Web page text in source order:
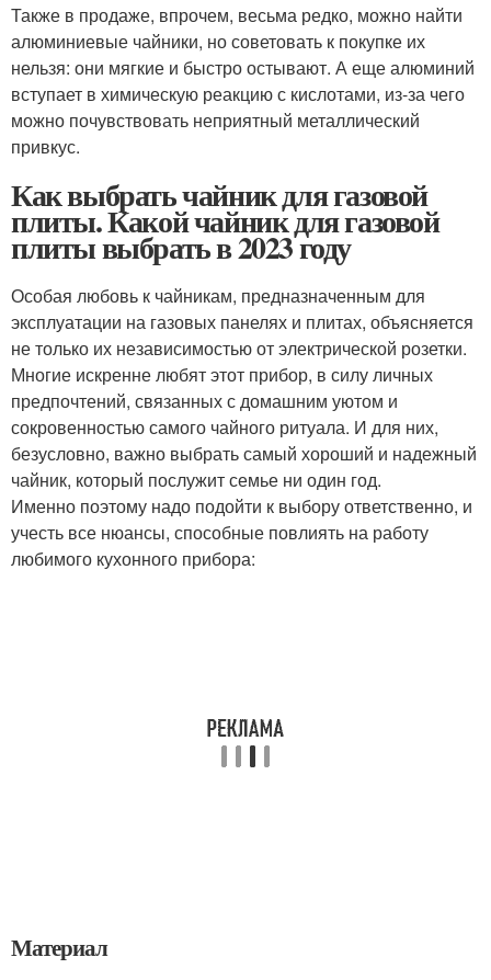
Также в продаже, впрочем, весьма редко, можно найти
алюминиевые чайники, но советовать к покупке их
нельзя: они мягкие и быстро остывают. А еще алюминий
вступает в химическую реакцию с кислотами, из-за чего
можно почувствовать неприятный металлический
привкус.
Как выбрать чайник для газовой
плиты. Какой чайник для газовой
плиты выбрать в 2023 году
Особая любовь к чайникам, предназначенным для
эксплуатации на газовых панелях и плитах, объясняется
не только их независимостью от электрической розетки.
Многие искренне любят этот прибор, в силу личных
предпочтений, связанных с домашним уютом и
сокровенностью самого чайного ритуала. И для них,
безусловно, важно выбрать самый хороший и надежный
чайник, который послужит семье ни один год.
Именно поэтому надо подойти к выбору ответственно, и
учесть все нюансы, способные повлиять на работу
любимого кухонного прибора:
Материал